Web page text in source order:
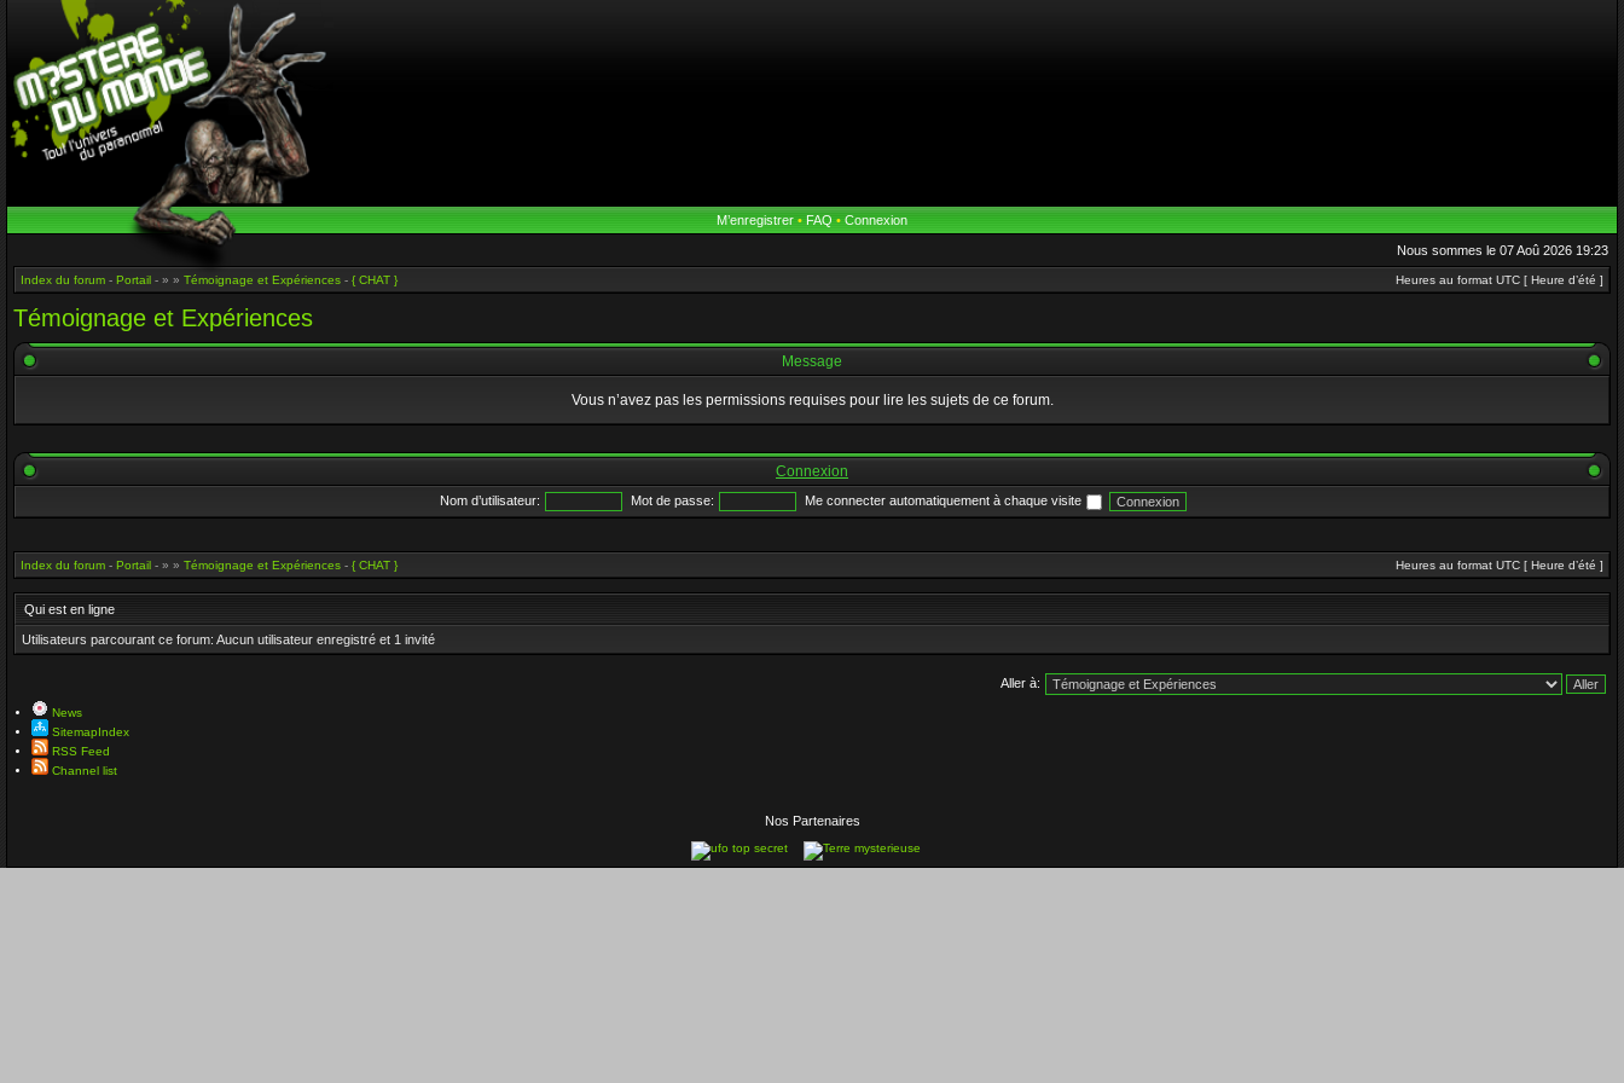
M’enregistrer • FAQ • Connexion
Nous sommes le 07 Aoû 2026 19:23
Index du forum - Portail - » » Témoignage et Expériences - { CHAT } Heures au format UTC [ Heure d’été ]
Témoignage et Expériences
Message
Vous n’avez pas les permissions requises pour lire les sujets de ce forum.
Connexion
Nom d’utilisateur: Mot de passe: Me connecter automatiquement à chaque visite
Index du forum - Portail - » » Témoignage et Expériences - { CHAT } Heures au format UTC [ Heure d’été ]
Qui est en ligne
Utilisateurs parcourant ce forum: Aucun utilisateur enregistré et 1 invité
Aller à:
News
SitemapIndex
RSS Feed
Channel list
Nos Partenaires